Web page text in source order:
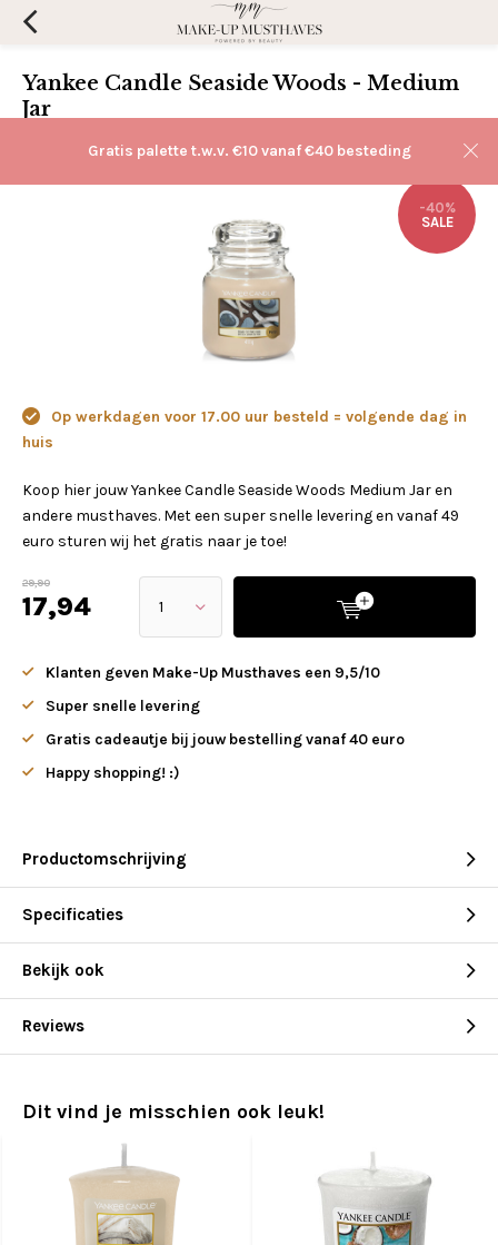
Gratis palette t.w.v. €10 vanaf €40 besteding
Yankee Candle Seaside Woods - Medium
Jar
-40%
SALE
Op werkdagen voor 17.00 uur besteld = volgende dag in
huis
Koop hier jouw Yankee Candle Seaside Woods Medium Jar en
andere musthaves. Met een super snelle levering en vanaf 49
euro sturen wij het gratis naar je toe!
29,90
17,94
Klanten geven Make-Up Musthaves een 9,5/10
Super snelle levering
Gratis cadeautje bij jouw bestelling vanaf 40 euro
Happy shopping! :)
Productomschrijving
Specificaties
Bekijk ook
Reviews
Dit vind je misschien ook leuk!